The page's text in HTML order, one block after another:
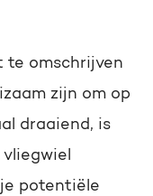
te omschrijven
zijn om op
draaiend, is
potentiële